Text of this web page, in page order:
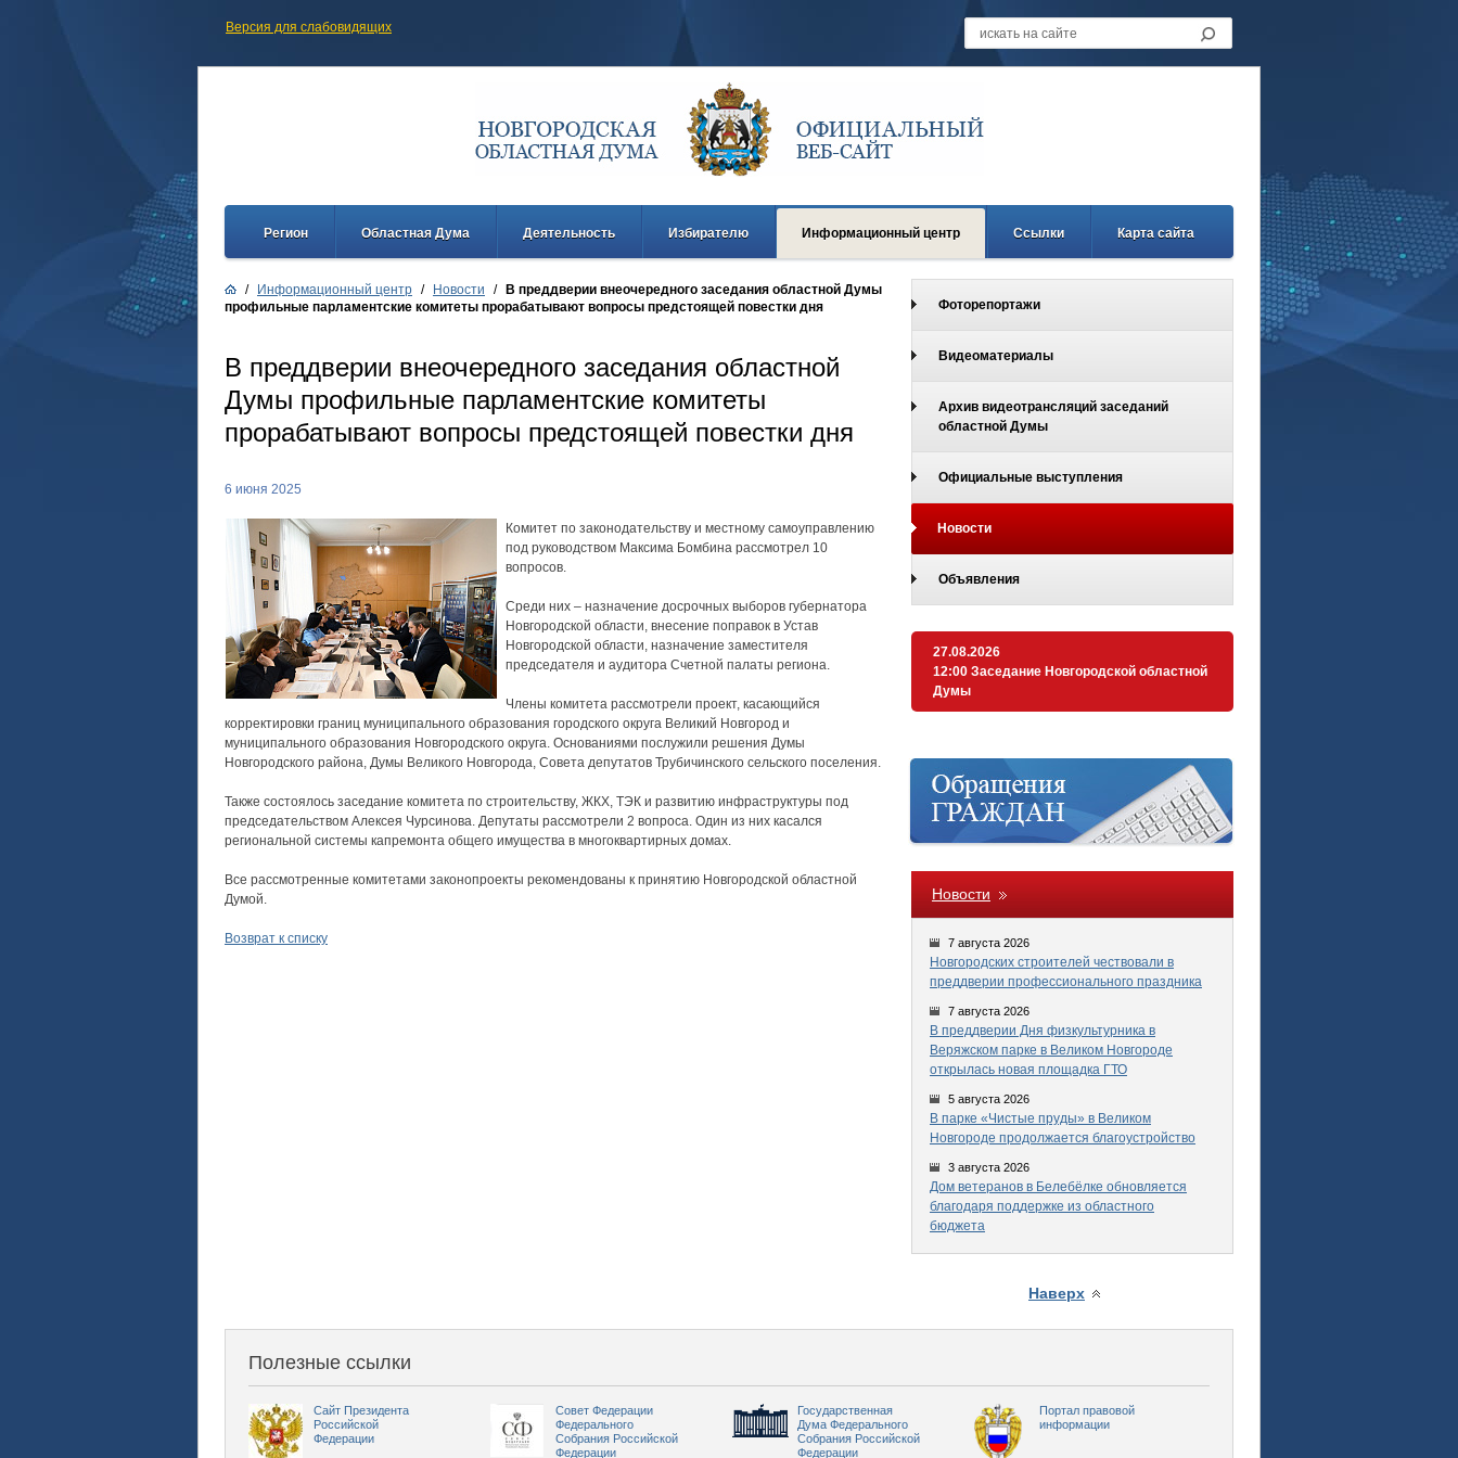
Версия для слабовидящих
Регион Областная Дума Деятельность Избирателю Информационный центр Ссылки Карта сайта
Фоторепортажи
Видеоматериалы
Архив видеотрансляций заседаний
областной Думы
Официальные выступления
Новости
Объявления
27.08.2026
12:00 Заседание Новгородской областной
Думы
Новости
7 августа 2026
Новгородских строителей чествовали в
преддверии профессионального праздника
7 августа 2026
В преддверии Дня физкультурника в
Веряжском парке в Великом Новгороде
открылась новая площадка ГТО
5 августа 2026
В парке «Чистые пруды» в Великом
Новгороде продолжается благоустройство
3 августа 2026
Дом ветеранов в Белебёлке обновляется
благодаря поддержке из областного
бюджета
/ Информационный центр / Новости /
В преддверии внеочередного заседания областной Думы
профильные парламентские комитеты прорабатывают вопросы предстоящей повестки дня
В преддверии внеочередного заседания областной
Думы профильные парламентские комитеты
прорабатывают вопросы предстоящей повестки дня
6 июня 2025
Комитет по законодательству и местному самоуправлению
под руководством Максима Бомбина рассмотрел 10
вопросов.
Среди них – назначение досрочных выборов губернатора
Новгородской области, внесение поправок в Устав
Новгородской области, назначение заместителя
председателя и аудитора Счетной палаты региона.
Члены комитета рассмотрели проект, касающийся
корректировки границ муниципального образования городского округа Великий Новгород и
муниципального образования Новгородского округа. Основаниями послужили решения Думы
Новгородского района, Думы Великого Новгорода, Совета депутатов Трубичинского сельского поселения.
Также состоялось заседание комитета по строительству, ЖКХ, ТЭК и развитию инфраструктуры под
председательством Алексея Чурсинова. Депутаты рассмотрели 2 вопроса. Один из них касался
региональной системы капремонта общего имущества в многоквартирных домах.
Все рассмотренные комитетами законопроекты рекомендованы к принятию Новгородской областной
Думой.
Возврат к списку
Наверх
Полезные ссылки
Сайт Президента
Российской
Федерации
Совет Федерации
Федерального
Собрания Российской
Федерации
Государственная
Дума Федерального
Собрания Российской
Федерации
Портал правовой
информации